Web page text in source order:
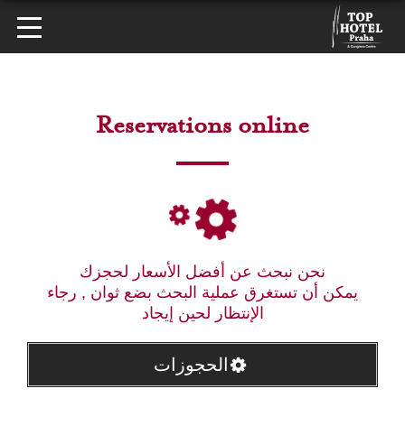
Reservations online
نحن نبحث عن أفضل الأسعار لحجزك
يمكن أن تستغرق عملية البحث بضع ثوان , رجاء
الإنتظار لحين إيجاد
الحجوزات